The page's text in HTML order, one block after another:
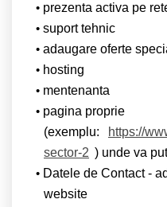
prezenta activa pe
suport tehnic
adaugare oferte
hosting
mentenanta
pagina proprie
(exemplu:
https://
sector-2 ) unde va
Datele de Contact -
website